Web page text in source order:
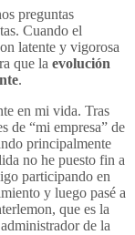
preguntas
Cuando el
latente y vigorosa
que la evolución
.
en mi vida. Tras
de “mi empresa” de
principalmente
no he puesto fin a
participando en
y luego pasé a
que es la
de la